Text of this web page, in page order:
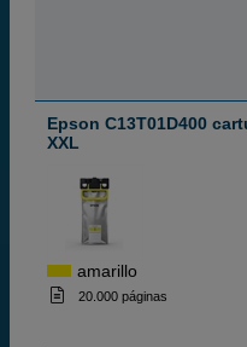
Epson C13T01D400
XXL
amarillo
20.000 páginas